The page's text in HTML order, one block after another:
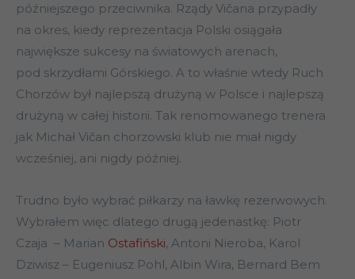
późniejszego przeciwnika. Rządy Vičana przypadły
na okres, kiedy reprezentacja Polski osiągała
największe sukcesy na światowych arenach,
pod skrzydłami Górskiego. A to właśnie wtedy Ruch
Chorzów był najlepszą drużyną w Polsce i najlepszą
drużyną w całej historii. Tak renomowanego trenera
jak Michał Vičan chorzowski klub nie miał nigdy
wcześniej, ani nigdy później.
Trudno było wybrać piłkarzy na ławkę rezerwowych.
Wybrałem więc dlatego drugą jedenastkę: Piotr
Czaja – Marian Ostafiński, Antoni Nieroba, Karol
Dziwisz – Eugeniusz Pohl, Albin Wira, Bernard Bem